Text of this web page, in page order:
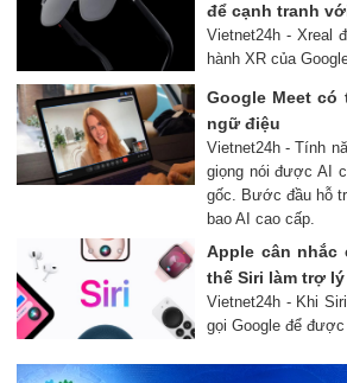
để cạnh tranh
Vietnet24h - Xreal
hành XR của
Google Meet
ngữ điệu
Vietnet24h - Tính
giọng nói được AI
gốc. Bước đầu hỗ
bao AI cao cấp.
Apple cân
thế Siri làm trợ
Vietnet24h - Khi
gọi Google để